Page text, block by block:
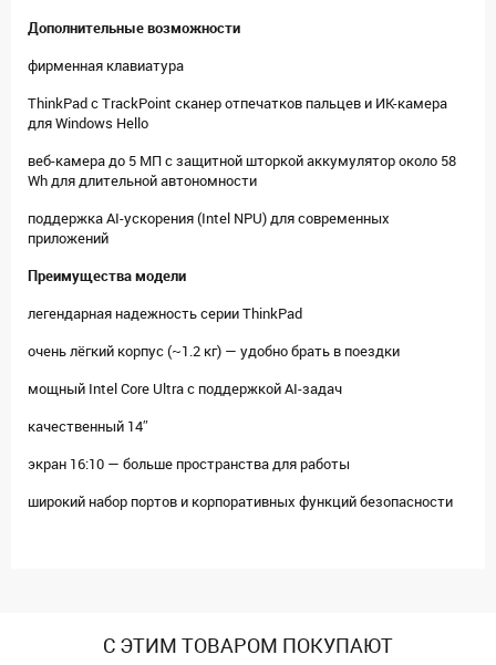
Дополнительные возможности
фирменная клавиатура
ThinkPad с TrackPoint сканер отпечатков пальцев и ИК-камера
для Windows Hello
веб-камера до 5 МП с защитной шторкой аккумулятор около 58
Wh для длительной автономности
поддержка AI-ускорения (Intel NPU) для современных
приложений
Преимущества модели
легендарная надежность серии ThinkPad
очень лёгкий корпус (~1.2 кг) — удобно брать в поездки
мощный Intel Core Ultra с поддержкой AI-задач
качественный 14″
экран 16:10 — больше пространства для работы
широкий набор портов и корпоративных функций безопасности
С ЭТИМ ТОВАРОМ ПОКУПАЮТ